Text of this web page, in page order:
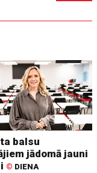
balsu
jādomā jauni
© DIENA